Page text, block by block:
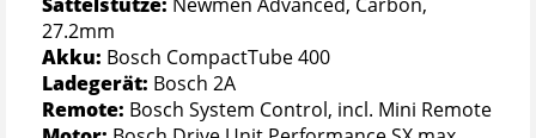
27.2mm
Akku: Bosch CompactTube 400
Ladegerät: Bosch 2A
Remote: Bosch System Control, incl. Mini Remote